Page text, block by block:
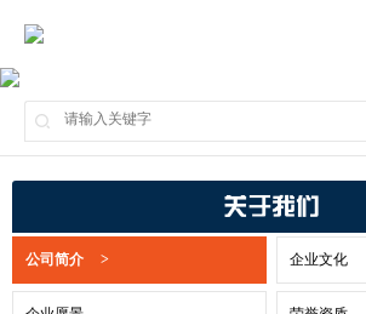
关于我们
公司简介 > 企业文化